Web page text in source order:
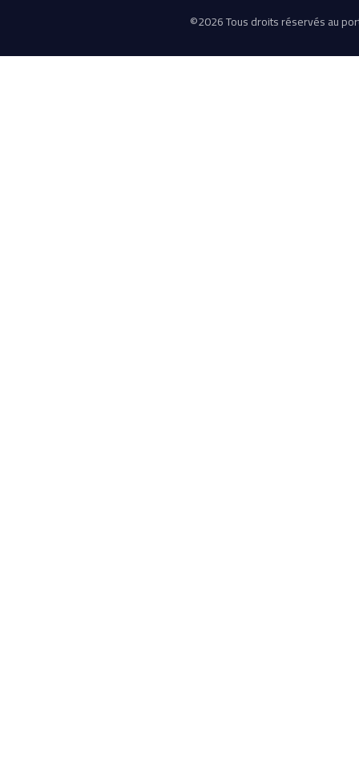
©2026 Tous droits réservés au